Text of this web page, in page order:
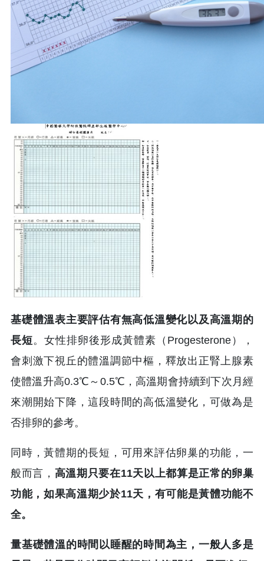
基礎體溫表主要評估有無高低溫變化以及高溫期的
長短。女性排卵後形成黃體素（Progesterone），
會刺激下視丘的體溫調節中樞，釋放出正腎上腺素
使體溫升高0.3℃～0.5℃，高溫期會持續到下次月經
來潮開始下降，這段時間的高低溫變化，可做為是
否排卵的參考。
同時，黃體期的長短，可用來評估卵巢的功能，一
般而言， 高溫期只要在11天以上都算是正常的卵巢
功能，如果高溫期少於11天，有可能是黃體功能不
全。
量基礎體溫的時間以睡醒的時間為主，一般人多是